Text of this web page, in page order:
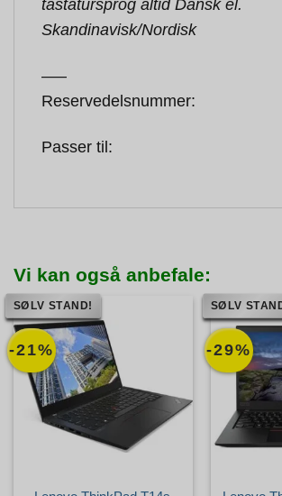
tastatursprog altid Dansk el.
Skandinavisk/Nordisk
—–
Reservedelsnummer:
Passer til:
Vi kan også anbefale:
-21%
SØLV STAND!
-29%
SØLV